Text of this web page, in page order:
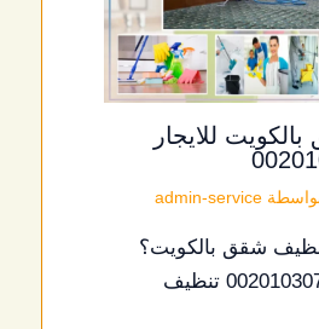
للايجار
admin-service
شقق بالكويت؟
للايجار 00201030714434 تنظيف